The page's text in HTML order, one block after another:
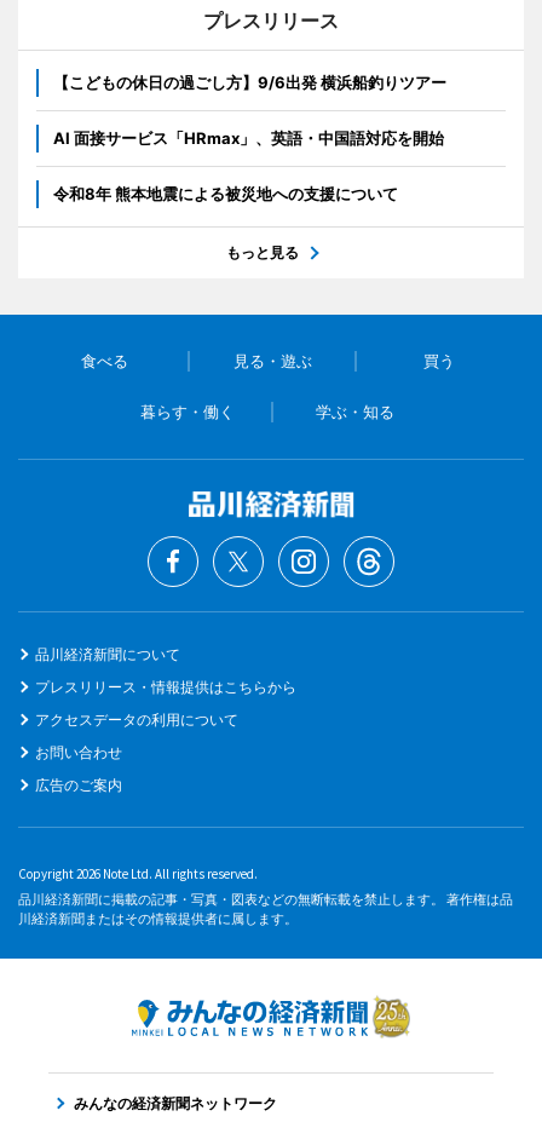
プレスリリース
【こどもの休日の過ごし方】9/6出発 横浜船釣りツアー
AI 面接サービス「HRmax」、英語・中国語対応を開始
令和8年 熊本地震による被災地への支援について
もっと見る
食べる 見る・遊ぶ 買う
暮らす・働く 学ぶ・知る
品川経済新聞について
プレスリリース・情報提供はこちらから
アクセスデータの利用について
お問い合わせ
広告のご案内
Copyright 2026 Note Ltd. All rights reserved.
品川経済新聞に掲載の記事・写真・図表などの無断転載を禁止します。 著作権は品
川経済新聞またはその情報提供者に属します。
みんなの経済新聞ネットワーク